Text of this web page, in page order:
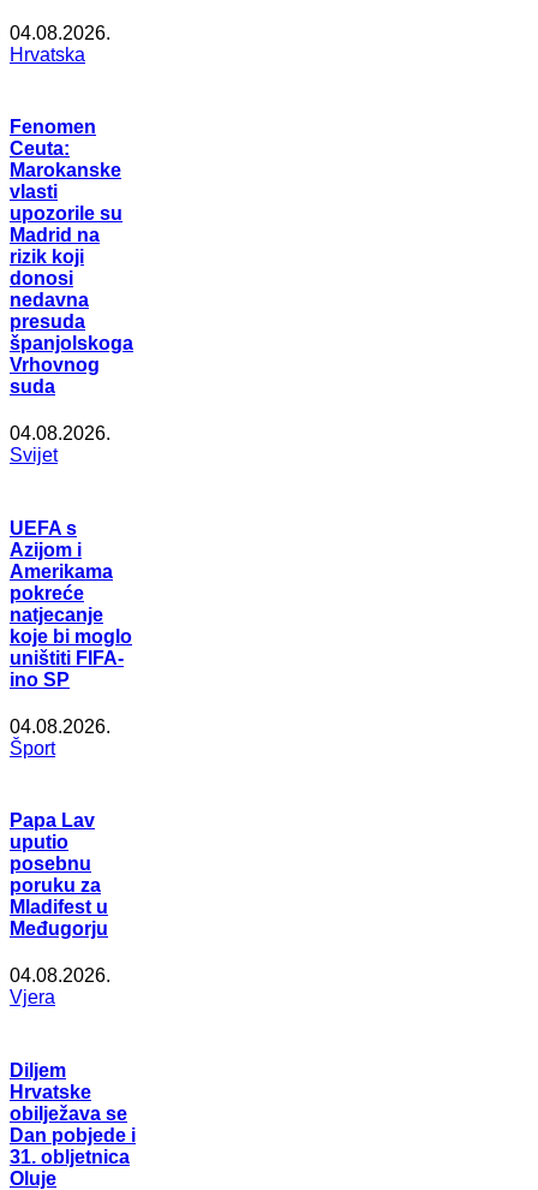
04.08.2026.
Hrvatska
Fenomen
Ceuta:
Marokanske
vlasti
upozorile su
Madrid na
rizik koji
donosi
nedavna
presuda
španjolskoga
Vrhovnog
suda
04.08.2026.
Svijet
UEFA s
Azijom i
Amerikama
pokreće
natjecanje
koje bi moglo
uništiti FIFA-
ino SP
04.08.2026.
Šport
Papa Lav
uputio
posebnu
poruku za
Mladifest u
Međugorju
04.08.2026.
Vjera
Diljem
Hrvatske
obilježava se
Dan pobjede i
31. obljetnica
Oluje